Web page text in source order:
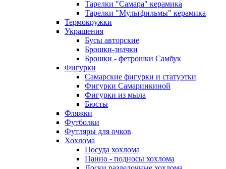
Тарелки "Самара" керамика
Тарелки "Мультфильмы" керамика
Термокружки
Украшения
Бусы авторские
Брошки-значки
Брошки - фетрошки Самбук
Фигурки
Самарские фигурки и статуэтки
Фигурки Самаринкиной
Фигурки из мыла
Бюсты
Фляжки
Футболки
Футляры для очков
Хохлома
Посуда хохлома
Панно - подносы хохлома